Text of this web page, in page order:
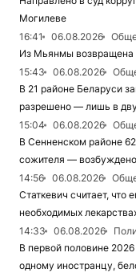
Могилеве
16:41
06.08.2026
Из Мьянмы возвращена
15:43
06.08.2026
В 21 районе Беларуси
разрешено — лишь в
15:04
06.08.2026
В Сенненском районе
сожителя —
14:56
06.08.2026
Статкевич считает, что
необходимых
14:33
06.08.2026
В первой половине
одному иностранцу,